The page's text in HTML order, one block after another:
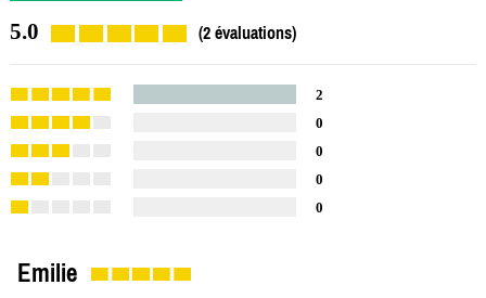
5.0 (2 évaluations)
2
0
0
0
0
Emilie